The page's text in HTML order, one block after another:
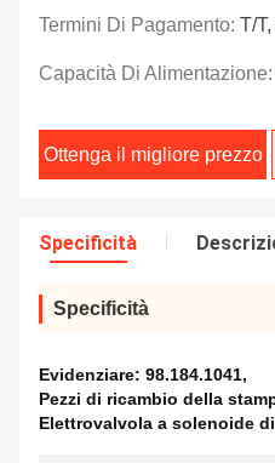
Termini Di Pagamento: T/
Capacità Di Alimentazione:
Ottenga il migliore prezzo
Specificità
Specificità
Evidenziare: 98.184.1041,
Pezzi di ricambio della
Elettrovalvola a solenoide